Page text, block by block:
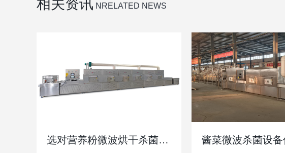
相关资讯 NRELATED NEWS
选对营养粉微波烘干杀菌设备：试机实操是保障品质关键